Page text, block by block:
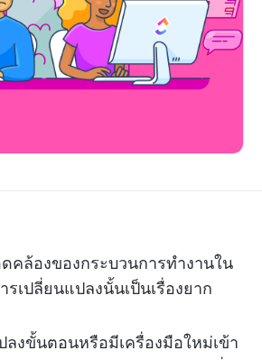
คล้องของกระบวนการทำงานใน
เปลี่ยนแปลงนั้นเป็นเรื่องยาก
ลงขั้นตอนหรือมีเครื่องมือใหม่เข้า